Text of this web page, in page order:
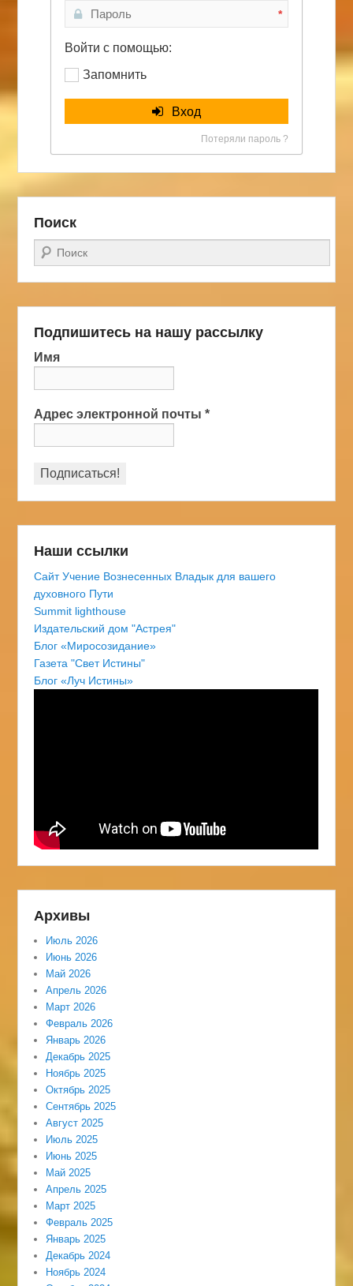
*
Войти с помощью:
Запомнить
Вход
Потеряли пароль ?
Поиск
Поиск
Подпишитесь на нашу рассылку
Имя
Адрес электронной почты*
Наши ссылки
Сайт Учение Вознесенных Владык для вашего
духовного Пути
Summit lighthouse
Издательский дом "Астрея"
Блог «Миросозидание»
Газета "Свет Истины"
Блог «Луч Истины»
Архивы
Июль 2026
Июнь 2026
Май 2026
Апрель 2026
Март 2026
Февраль 2026
Январь 2026
Декабрь 2025
Ноябрь 2025
Октябрь 2025
Сентябрь 2025
Август 2025
Июль 2025
Июнь 2025
Май 2025
Апрель 2025
Март 2025
Февраль 2025
Январь 2025
Декабрь 2024
Ноябрь 2024